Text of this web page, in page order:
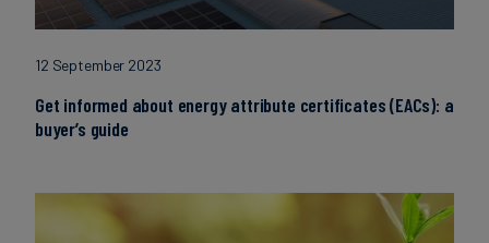
12 September 2023
Get informed about energy attribute certificates (EACs): a
buyer’s guide